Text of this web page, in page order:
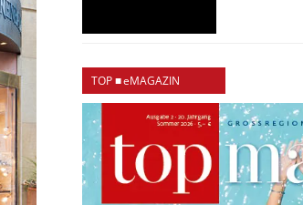
TOP ■ eMAGAZIN